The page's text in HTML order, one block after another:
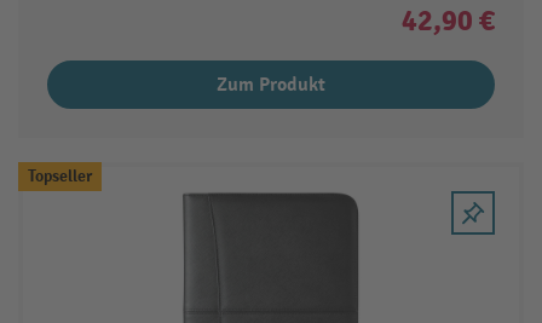
42,90 €
Zum Produkt
Topseller